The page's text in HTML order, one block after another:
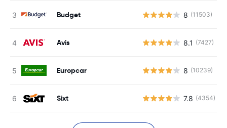
Budget 8 (11503)
Avis 8.1 (7427)
Europcar 8 (10239)
Sixt 7.8 (4354)